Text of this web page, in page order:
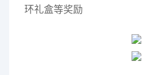
环礼盒等奖励